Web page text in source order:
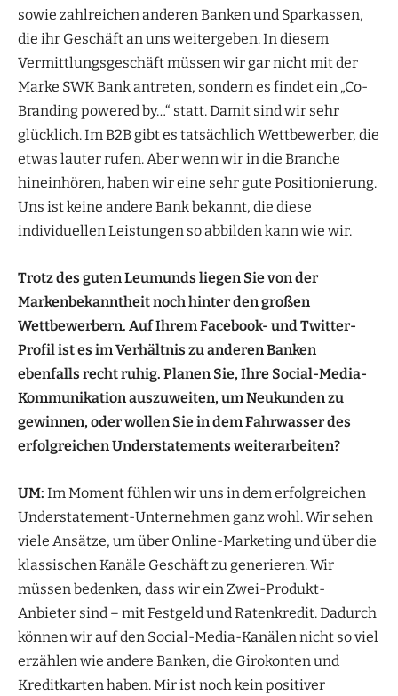
sowie zahlreichen anderen Banken und Sparkassen,
die ihr Geschäft an uns weitergeben. In diesem
Vermittlungsgeschäft müssen wir gar nicht mit der
Marke SWK Bank antreten, sondern es findet ein „Co-
Branding powered by…“ statt. Damit sind wir sehr
glücklich. Im B2B gibt es tatsächlich Wettbewerber, die
etwas lauter rufen. Aber wenn wir in die Branche
hineinhören, haben wir eine sehr gute Positionierung.
Uns ist keine andere Bank bekannt, die diese
individuellen Leistungen so abbilden kann wie wir.
Trotz des guten Leumunds liegen Sie von der
Markenbekanntheit noch hinter den großen
Wettbewerbern. Auf Ihrem Facebook- und Twitter-
Profil ist es im Verhältnis zu anderen Banken
ebenfalls recht ruhig. Planen Sie, Ihre Social-Media-
Kommunikation auszuweiten, um Neukunden zu
gewinnen, oder wollen Sie in dem Fahrwasser des
erfolgreichen Understatements weiterarbeiten?
UM: Im Moment fühlen wir uns in dem erfolgreichen
Understatement-Unternehmen ganz wohl. Wir sehen
viele Ansätze, um über Online-Marketing und über die
klassischen Kanäle Geschäft zu generieren. Wir
müssen bedenken, dass wir ein Zwei-Produkt-
Anbieter sind – mit Festgeld und Ratenkredit. Dadurch
können wir auf den Social-Media-Kanälen nicht so viel
erzählen wie andere Banken, die Girokonten und
Kreditkarten haben. Mir ist noch kein positiver